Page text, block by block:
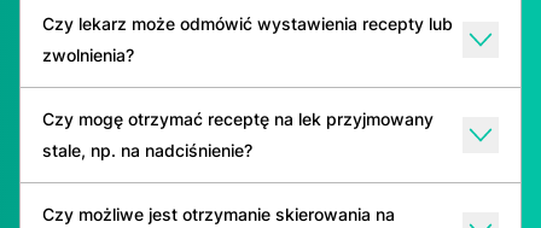
Czy lekarz może odmówić wystawienia recepty lub
zwolnienia?
Czy mogę otrzymać receptę na lek przyjmowany
stale, np. na nadciśnienie?
Czy możliwe jest otrzymanie skierowania na